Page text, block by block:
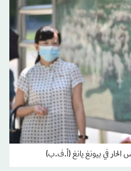
في بيونغ يانغ (أ.ف.ب)